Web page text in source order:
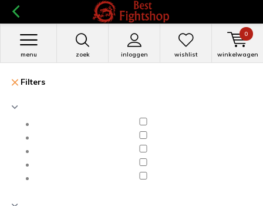
zoek inloggen
menu wishlist winkelwagen
0
Filters